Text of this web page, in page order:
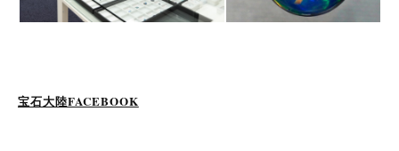
宝石大陸FACEBOOK